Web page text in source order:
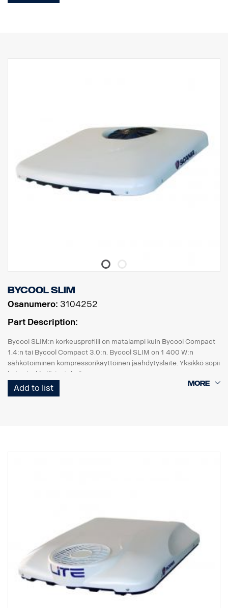
Bycool SLIM
Osanumero: 3104252
Part Description:
Bycool SLIM:n korkeusprofiili on matalampi kuin Bycool Compact
1.4:n tai Bycool Compact 3.0:n. Bycool SLIM on 1 400 W:n
sähkötoiminen kompressorikäyttöinen jäähdytyslaite. Yksikkö sopii
kaksoisakkujärjestelmiin.
Osanumero sisältää esiasennetun laitteen, johdinsarjan ja osat
http://scania.dirna.com
Add to list